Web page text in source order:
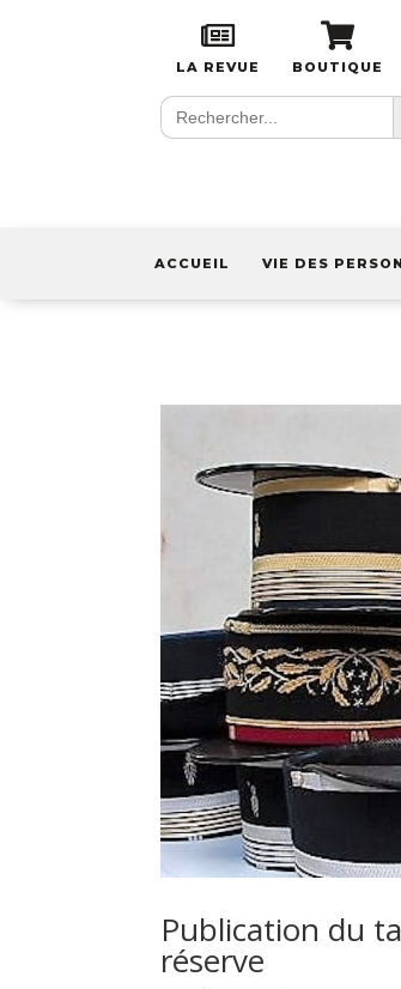
LA REVUE BOUTIQUE
Search
for:
ACCUEIL VIE DES
Publication du
réserve